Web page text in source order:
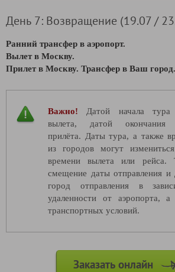
День 7: Возвращение (19.07 /
Ранний трансфер в аэропорт.
Вылет в Москву.
Прилет в Москву. Трансфер в Ваш город.
Важно!
Датой начала тура
вылета, датой
прилёта. Даты тура, а также
из городов могут
времени вылета или рейса.
смещение даты отправления
город отправления в
удаленности от аэропорта,
транспортных условий.
Заказать онлайн